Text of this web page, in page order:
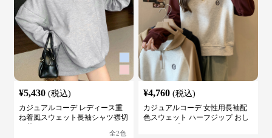
¥5,430 (税込)
カジュアルコーデ レディース重
ね着風スウェット長袖シャツ襟切
全2色
¥4,760 (税込)
カジュアルコーデ 女性用長袖配
色スウェット ハーフジップ おし